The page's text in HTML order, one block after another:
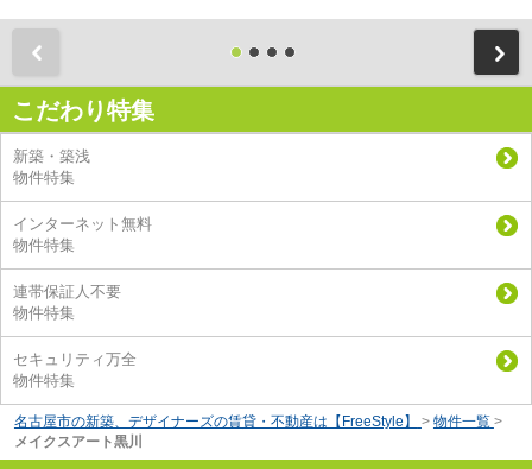
こだわり特集
新築・築浅
物件特集
インターネット無料
物件特集
連帯保証人不要
物件特集
セキュリティ万全
物件特集
名古屋市の新築、デザイナーズの賃貸・不動産は【FreeStyle】 > 物件一覧 >
メイクスアート黒川